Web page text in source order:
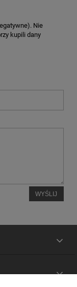
Nie
kupili dany
WYŚLIJ